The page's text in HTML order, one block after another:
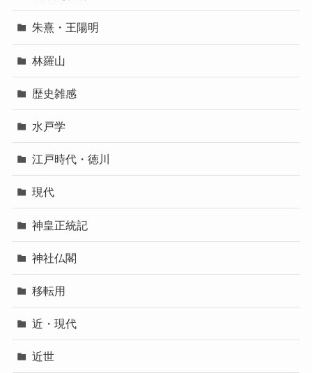
朱熹・王陽明
林羅山
歴史雑感
水戸学
江戸時代・徳川
現代
神皇正統記
神社仏閣
移転用
近・現代
近世